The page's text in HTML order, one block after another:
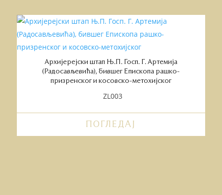
Архијерејски штап Њ.П. Госп. Г. Артемија
(Радосављевића), бившег Епископа рашко-
призренског и косовско-метохијског
ZL003
ПОГЛЕДАЈ